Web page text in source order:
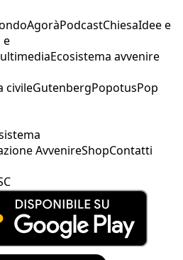
AgoràPodcastChiesaIdee e
e
Ecosistema avvenire
civileGutenbergPopotusPop
AvvenireShopContatti